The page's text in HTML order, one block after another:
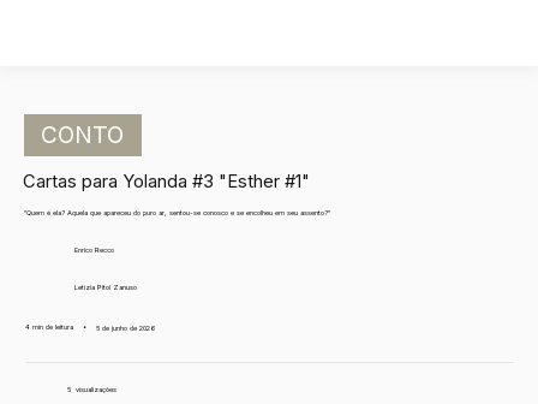
CONTO
Cartas para Yolanda #3 "Esther #1"
"Quem é ela? Aquela que apareceu do puro ar, sentou-se conosco e se encolheu em seu assento?"
Enrico Recco
Letizia Pitol Zanuso
4 min de leitura • 5 de junho de 2026
5 visualizações